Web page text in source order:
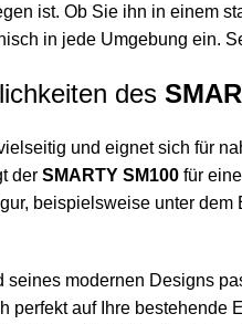
ist. Ob Sie ihn in einem
in jede Umgebung ein.
des
und eignet sich für
der SMARTY SM100 für
beispielsweise unter
seines modernen Designs
perfekt auf Ihre